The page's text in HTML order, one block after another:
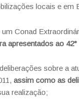
locais e em
Conad
apresentados ao
sobre a
assim como as
realização;